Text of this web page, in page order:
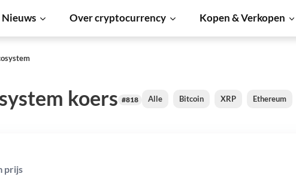
Nieuws Over cryptocurrency Kopen & Verkopen
koers #818 Alle Bitcoin XRP Ethereum
prijs